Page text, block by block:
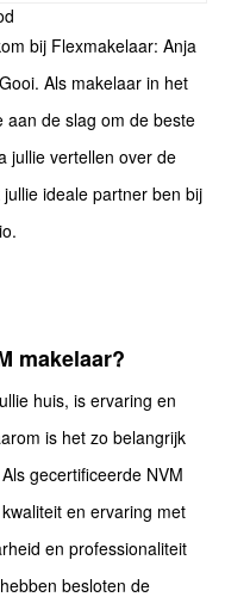
bij Flexmakelaar: Anja
Als makelaar in het
aan de slag om de beste
jullie vertellen over de
ideale partner ben bij
makelaar?
huis, is ervaring en
is het zo belangrijk
gecertificeerde NVM
en ervaring met
en professionaliteit
besloten de